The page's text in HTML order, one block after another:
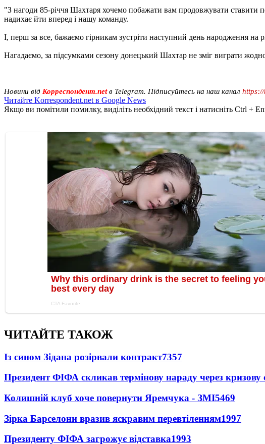
"З нагоди 85-річчя Шахтаря хочемо побажати вам продовжувати ставити
надихає йти вперед і нашу команду.
І, перш за все, бажаємо гірникам зустріти наступний день народження на
Нагадаємо, за підсумками сезону донецький Шахтар не зміг виграти
Новини від Корреспондент.netв Telegram. Підписуйтесь на наш канал
Читайте Korrespondent.net в Google News
Якщо ви помітили помилку, виділіть необхідний текст і натисніть Ctrl +
ЧИТАЙТЕ ТАКОЖ
Із сином Зідана розірвали контракт7357
Президент ФІФА скликав термінову нараду через кризову
Колишній клуб хоче повернути Яремчука - ЗМІ5469
Зірка Барселони вразив яскравим перевтіленням1997
Президенту ФІФА загрожує відставка1993